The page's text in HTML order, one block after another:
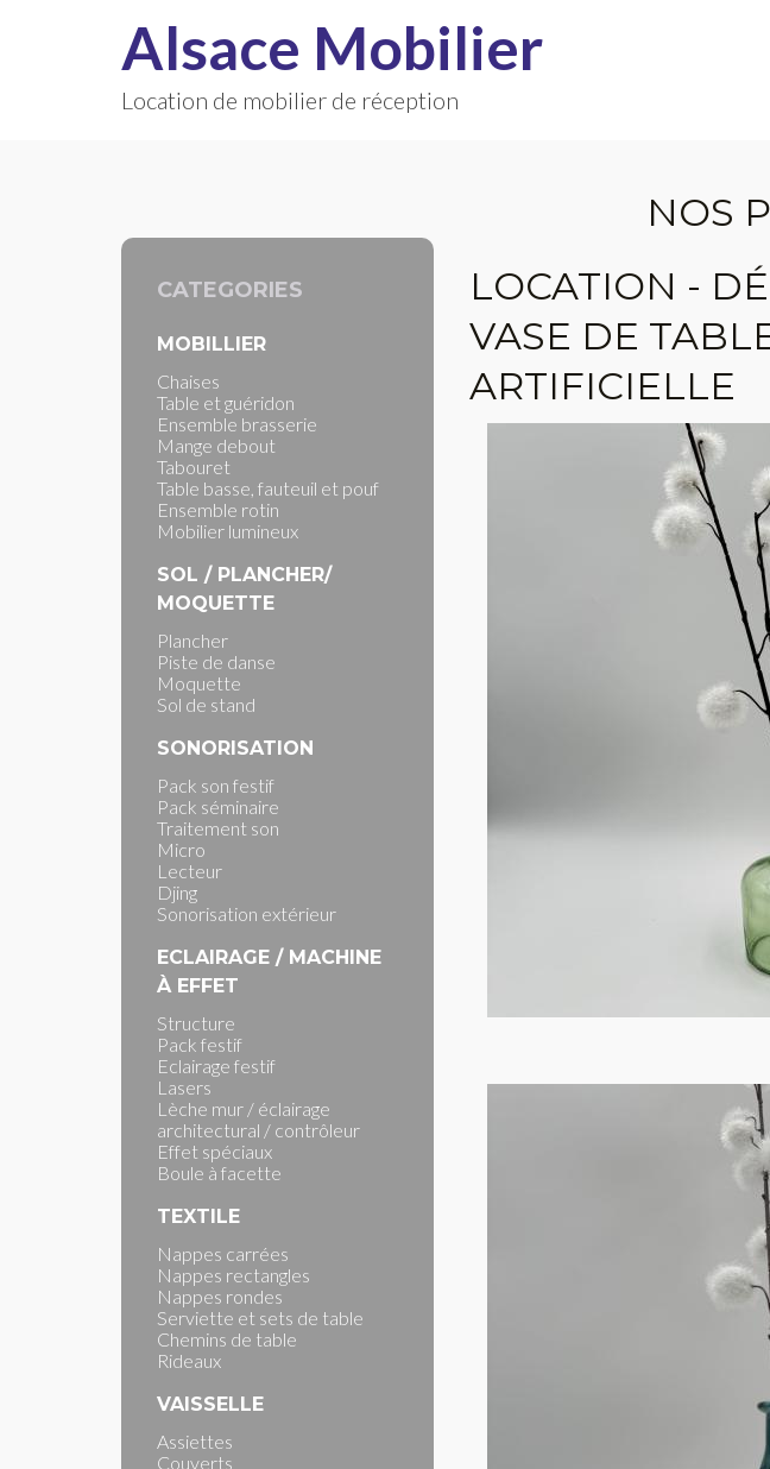
Alsace Mobilier
Location de mobilier de réception
NOS
CATEGORIES
MOBILLIER
Chaises
Table et guéridon
Ensemble brasserie
Mange debout
Tabouret
Table basse, fauteuil et pouf
Ensemble rotin
Mobilier lumineux
SOL / PLANCHER/
MOQUETTE
Plancher
Piste de danse
Moquette
Sol de stand
SONORISATION
Pack son festif
Pack séminaire
Traitement son
Micro
Lecteur
Djing
Sonorisation extérieur
ECLAIRAGE / MACHINE
À EFFET
Structure
Pack festif
Eclairage festif
Lasers
Lèche mur / éclairage
architectural / contrôleur
Effet spéciaux
Boule à facette
TEXTILE
Nappes carrées
Nappes rectangles
Nappes rondes
Serviette et sets de table
Chemins de table
Rideaux
VAISSELLE
Assiettes
Couverts
LOCATION -
VASE DE
ARTIFICIELLE